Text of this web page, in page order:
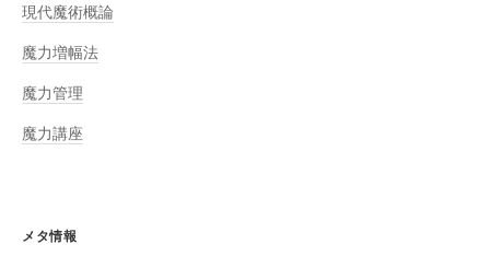
現代魔術概論
魔力増幅法
魔力管理
魔力講座
メタ情報